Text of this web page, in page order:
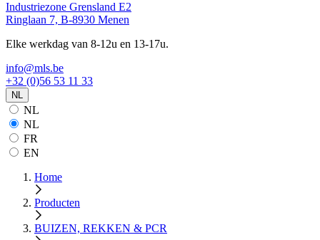
Industriezone Grensland E2
Ringlaan 7, B-8930 Menen
Elke werkdag van 8-12u en 13-17u.
info@mls.be
+32 (0)56 53 11 33
NL
NL
NL
FR
EN
Home
Producten
BUIZEN, REKKEN & PCR